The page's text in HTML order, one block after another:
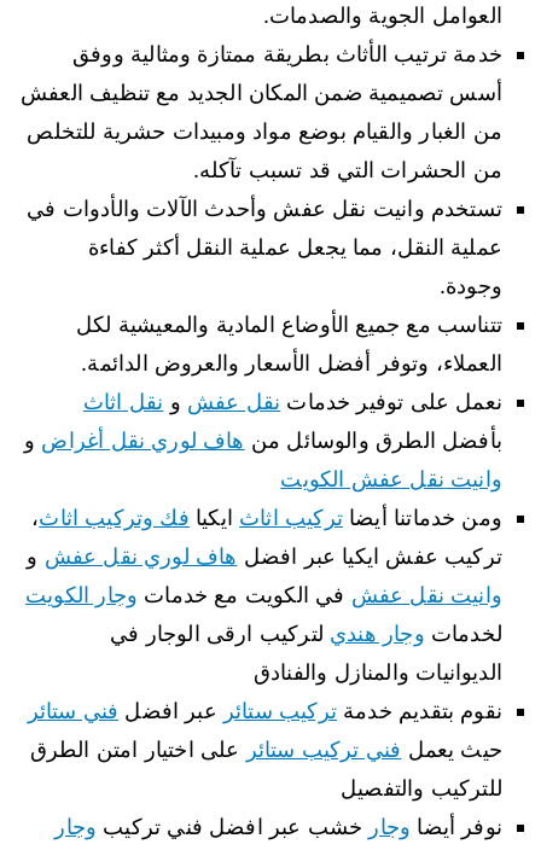
العوامل الجوية والصدمات.
خدمة ترتيب الأثاث بطريقة ممتازة ومثالية ووفق
أسس تصميمية ضمن المكان الجديد مع تنظيف العفش
من الغبار والقيام بوضع مواد ومبيدات حشرية للتخلص
من الحشرات التي قد تسبب تآكله.
تستخدم وانيت نقل عفش وأحدث الآلات والأدوات في
عملية النقل، مما يجعل عملية النقل أكثر كفاءة
وجودة.
تتناسب مع جميع الأوضاع المادية والمعيشية لكل
العملاء، وتوفر أفضل الأسعار والعروض الدائمة.
نعمل على توفير خدمات نقل عفش و نقل اثاث
بأفضل الطرق والوسائل من هاف لوري نقل أغراض و
وانيت نقل عفش الكويت
ومن خدماتنا أيضاتركيب اثاث ايكيا فك وتركيب اثاث،
تركيب عفش ايكيا عبر افضل هاف لوري نقل عفش و
وانيت نقل عفش في الكويت مع خدمات وجار الكويت
لخدمات وجار هندي لتركيب ارقى الوجار في
الديوانيات والمنازل والفنادق
نقوم بتقديم خدمةتركيب ستائر عبر افضل فني ستائر
حيث يعمل فني تركيب ستائر
على اختيار امتن الطرق
للتركيب والتفصيل
نوفر أيضا وجار خشب عبر افضل فني تركيب وجار